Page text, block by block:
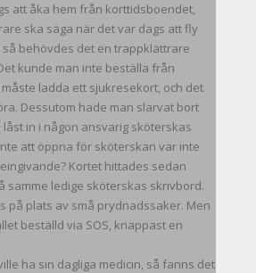
att åka hem från korttidsboendet,
ska säga när det var dags att fly
så behövdes det en trappklättrare
kunde man inte beställa från
ladda ett sjukresekort, och det
Dessutom hade man slarvat bort
in i någon ansvarig sköterskas
att öppna för sköterskan var inte
Kortet hittades sedan
samme ledige sköterskas skrivbord.
på plats av små prydnadssaker. Men
beställd via SOS, knappast en
ha sin dagliga medicin, så fanns det